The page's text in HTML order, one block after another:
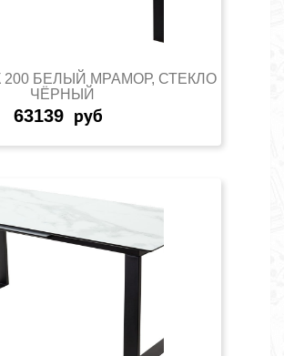
200 БЕЛЫЙ МРАМОР, СТЕКЛО
ЧЁРНЫЙ
63139 руб